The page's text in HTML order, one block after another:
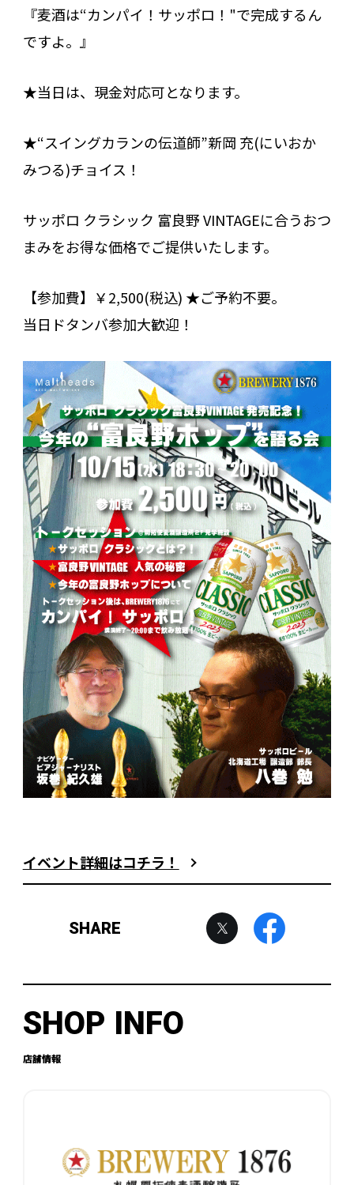
『麦酒は“カンパイ！サッポロ！ "で完成するん
ですよ。』
★当日は、現金対応可となります。
★“スイングカランの伝道師”新岡 充(にいおか
みつる)チョイス！
サッポロ クラシック 富良野VINTAGEに合うおつ
まみをお得な価格でご提供いたします。
【参加費】 ￥2,500(税込) ★ご予約不要。
当日ドタンバ参加大歓迎！
イベント詳細はコチラ！
SHARE
SHOP INFO
店舗情報